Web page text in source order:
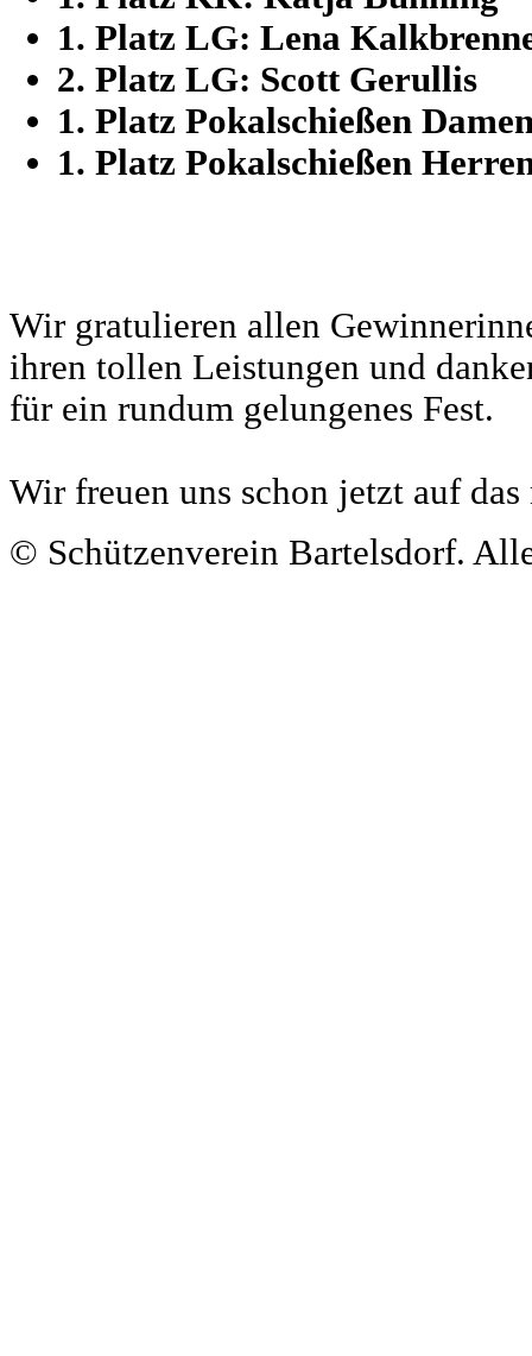
1. Platz LG: Lena
2. Platz LG: Scott Gerullis
1. Platz Pokalschießen
1. Platz Pokalschießen
Wir gratulieren allen
ihren tollen Leistungen und
für ein rundum gelungenes Fest.
Wir freuen uns schon jetzt auf das
© Schützenverein Bartelsdorf.